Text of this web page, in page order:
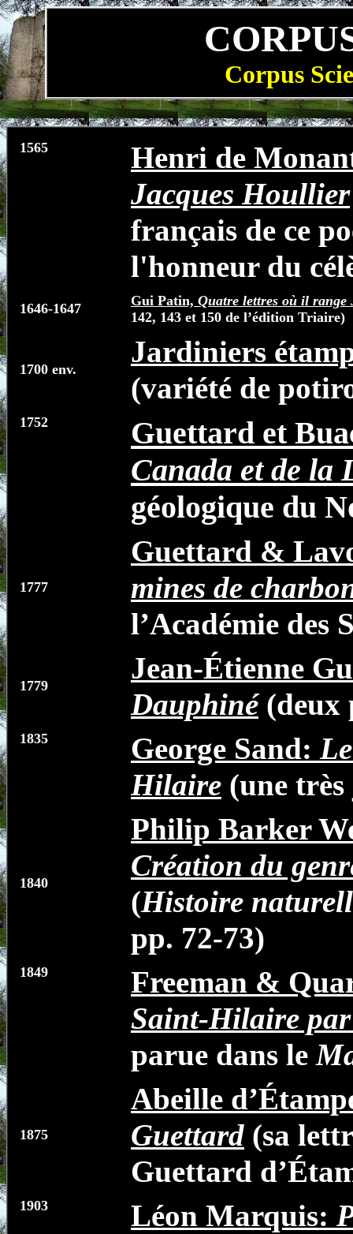
Corpus
1565
Henri de
Jacques Houllier
français de ce
l'honneur du
1646-1647 Gui Patin, Quatre lettres où il range
142, 143 et 150 de l’édition Triaire)
1700 env.
Jardiniers
(variété de
1752
Guettard et
Canada et de la
géologique du
1777
Guettard &
mines de
l’Académie des
1779
Jean-Étienne
Dauphiné(deux
1835 George Sand:
Hilaire (une
1840
Philip Barker
Création du
(Histoire
pp. 72-73)
1849
Freeman &
Saint-Hilaire
parue dans le
1875
Abeille
Guettard (sa
Guettard
1903 Léon Marquis: